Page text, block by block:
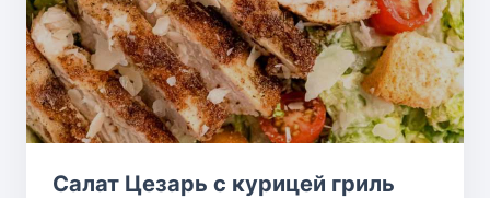
Салат Цезарь с курицей гриль